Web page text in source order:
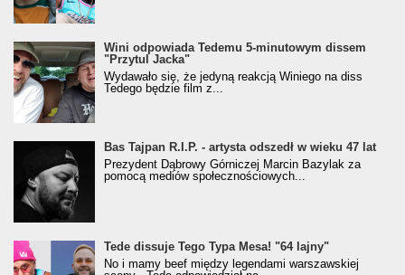
Wini odpowiada Tedemu 5-minutowym dissem
"Przytul Jacka"
Wydawało się, że jedyną reakcją Winiego na diss
Tedego będzie film z...
Bas Tajpan R.I.P. - artysta odszedł w wieku 47 lat
Prezydent Dąbrowy Górniczej Marcin Bazylak za
pomocą mediów społecznościowych...
Tede dissuje Tego Typa Mesa! "64 lajny"
No i mamy beef między legendami warszawskiej